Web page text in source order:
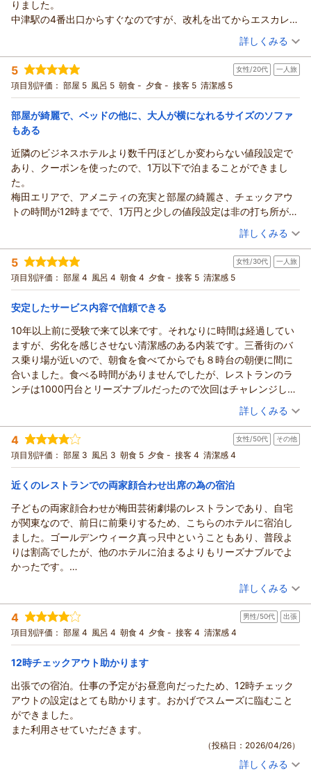
に立てたようで何よりでございます。
アメニティにつきましても、ご満足いただけた様子を伺い大変
昨今の大阪市内の宿泊代金高騰により、ご不便を感じる場面も
多いかと存じますが、
コストパフォーマンスについて「良い」とのお言葉をいただ
き、私共も安堵いたしました。
これからも、皆様に快適で価値あるひとときをお過ごしいただ
けるよう、サービスの向上に努めてまいります。
ております。
（返信日：2026/06/05）
りました。
中津駅の4番出口からすぐなのですが、改札を出てからエスカレー
ターで地上まで上がれるので、荷物があっても楽でした。
周辺にはコンビニや飲食店も多く、立地が最高でした。
お部屋はシンプルなシングルルームで、寝泊まりだけでしたら十
分だと思います。
チェックイン14時、チェックアウト12時だったのも嬉しい点でし
また大阪に来る際は宿泊させていただきたいと思いました。
ありがとうございました！
（投稿日：2026/05/18）
宿泊時期： 2026年05月宿泊 (一人旅)
投稿者： みそんちさん
宿泊プラン： 【じゃらんスペシャルウィーク】【ポイントアップが嬉しい】
ポイント10％プラン♪（素泊まり）
シングル 食事なし
宿泊価格帯： 15,001～16,000円(大人一人あたり/税込)
いつもハートンホテル北梅田をご利用いただき誠にありがとう
ございます。
土日でのご利用とのこと、京都・大阪でのご予定が充実したも
のになりましたようで何よりです。
ご指摘いただいた通り、中津駅からのアクセスの良さは当ホテ
気温の高い中でも、駅直結で快適にご来館いただけたとのこ
と、大変嬉しくお聞きしております。
周辺の利便性についてもご評価いただき、ありがとうございま
した。
シンプルながら機能的なお部屋で快適にお過ごしいただけたこ
そして14時のチェックインと12時のチェックアウトのご利用も
ご好評いただけたことを重ねてお礼申し上げます。
大阪へお越しの際は、ぜひ再度ご利用いただけましたら幸いで
す。
スタッフ一同、心よりお待ち申し上げております。
（返信日：2026/05/22）
詳しくみる
5 女性/20代 一人旅
項目別評価： 部屋 5 風呂 5 朝食 - 夕食 - 接客 5 清潔感 5
部屋が綺麗で、ベッドの他に、大人が横になれるサイズのソファ
もある
近隣のビジネスホテルより数千円ほどしか変わらない値段設定で
あり、クーポンを使ったので、1万以下で泊まることができまし
た。
梅田エリアで、アメニティの充実と部屋の綺麗さ、チェックアウ
トの時間が12時までで、1万円と少しの値段設定は非の打ち所があ
（投稿日：2026/05/15）
宿泊時期： 2026年05月宿泊 (一人旅)
投稿者： manaさん
宿泊プラン： 【ポイント10%付与！】＜素泊まり＞泊まってお得にじゃらん
ポイントをGET♪ポイント10%付プラン！
シングル 食事なし
宿泊価格帯： 10,001～11,000円(大人一人あたり/税込)
ハートンホテル北梅田からの返信
この度はハートンホテル北梅田をご宿泊いただき、誠にありが
とうございました。
ご満足いただけたようで大変嬉しく思います。
アクセスやアメニティ、客室の清潔さについてお褒めの言葉を
12時チェックアウトもゆったりとご準備いただける時間とし
て、多くのお客様にご好評をいただいております。
次回ご来宿の際も、快適にお過ごしいただけるよう、スタッフ
一同心よりお待ち申し上げております。
貴重なご感想をお聞かせくださり、ありがとうございました。
詳しくみる
5 女性/30代 一人旅
項目別評価： 部屋 4 風呂 4 朝食 4 夕食 - 接客 5 清潔感 5
安定したサービス内容で信頼できる
10年以上前に受験で来て以来です。それなりに時間は経過してい
ますが、劣化を感じさせない清潔感のある内装です。三番街のバ
ス乗り場が近いので、朝食を食べてからでも８時台の朝便に間に
合いました。食べる時間がありませんでしたが、レストランのラ
ンチは1000円台とリーズナブルだったので次回はチャレンジした
いと思います。スタッフの皆さんは気さくで対応もてきぱきして
（投稿日：2026/05/06）
宿泊時期： 2026年05月宿泊 (一人旅)
投稿者： ねこさん(女性/30代)
宿泊プラン： 【じゃらんスペシャルウィーク】【ポイントアップが嬉しい】
ポイント10％プラン♪（朝食付き）
シングル 朝のみ
宿泊価格帯： 12,001～13,000円(大人一人あたり/税込)
ハートンホテル北梅田からの返信
この度はハートンホテル北梅田にご宿泊いただきありがとうご
ざいました。
長らくのご来館で変わらぬ清潔感をご評価いただき、大変嬉し
く存じます。
三番街のバス乗り場が近いというご立地のメリットをご活用い
ただけたようで何よりです。朝の貴重なお時間に、次回はレス
トランのランチもぜひお試しいただきたく存じます。
スタッフの対応についてのお褒めの言葉もいただき、一同励み
になります。
次回のご利用を心よりお待ち申し上げます。
詳しくみる
4 女性/50代 その他
項目別評価： 部屋 3 風呂 3 朝食 5 夕食 - 接客 4 清潔感 4
近くのレストランでの両家顔合わせ出席の為の宿泊
子どもの両家顔合わせが梅田芸術劇場のレストランであり、自宅
が関東なので、前日に前乗りするため、こちらのホテルに宿泊し
ました。ゴールデンウィーク真っ只中ということもあり、普段よ
りは割高でしたが、他のホテルに泊まるよりもリーズナブルでよ
かったです。
大浴場が無いのは残念でしたが、部屋のバスタブにお湯をためて
朝食のバイキングもバラエティに富んでいて、この価格でこれだ
け食べられたら、満足だよねと主人と話していました。
梅田芸術劇場へはとても近く、チェックアウト後も荷物を預かっ
着替えも多機能トイレでできたので、本当に助かりました。あり
がとうございました。
また、機会があれば利用したいと思います。
（投稿日：2026/05/03）
宿泊時期： 2026年05月宿泊 (その他)
投稿者： ちーちゃんさん
宿泊プラン： 【じゃらんスペシャルウィーク】【ポイントアップが嬉しい】
ポイント10％プラン♪（朝食付き）
ツイン 朝のみ
宿泊価格帯： 13,001～14,000円(大人一人あたり/税込)
ハートンホテル北梅田からの返信
この度はハートンホテル北梅田にご宿泊いただきありがとうご
ざいました。
お子さまの大切な行事でのご利用とのこと、お力になれたよう
ゴールデンウィーク期間中にもかかわらず、ご満足いただけた
詳しくみる
4 男性/50代 出張
項目別評価： 部屋 4 風呂 4 朝食 4 夕食 - 接客 4 清潔感 4
12時チェックアウト助かります
出張での宿泊。仕事の予定がお昼意向だったため、12時チェック
アウトの設定はとても助かります。おかげでスムーズに臨むこと
ができました。
また利用させていただきます。
（投稿日：2026/04/26）
詳しくみる